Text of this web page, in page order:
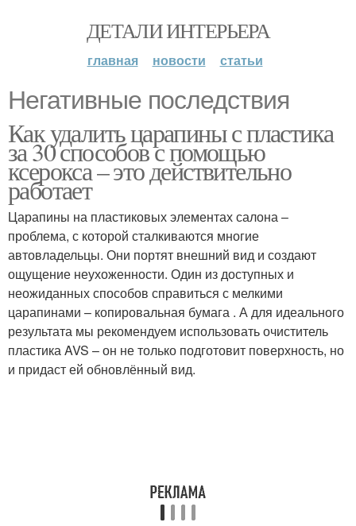
ДЕТАЛИ ИНТЕРЬЕРА
главная новости статьи
Негативные последствия
Как удалить царапины с пластика
за 30 способов с помощью
ксерокса – это действительно
работает
Царапины на пластиковых элементах салона –
проблема, с которой сталкиваются многие
автовладельцы. Они портят внешний вид и создают
ощущение неухоженности. Один из доступных и
неожиданных способов справиться с мелкими
царапинами – копировальная бумага . А для идеального
результата мы рекомендуем использовать очиститель
пластика AVS – он не только подготовит поверхность, но
и придаст ей обновлённый вид.